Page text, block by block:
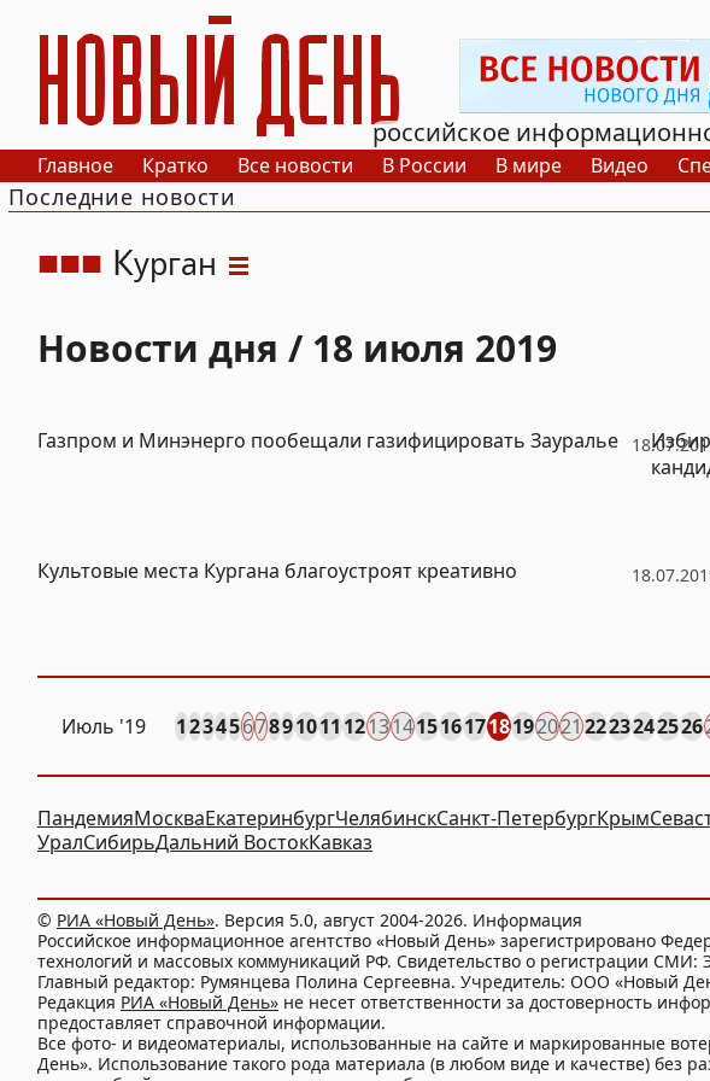
РИА Новый День
российское
Главное Кратко Все новости В России В мире Видео
Последние новости
Курган
Новости дня / 18 июля 2019
Газпром и Минэнерго пообещали газифицировать Зауралье
Культовые места Кургана благоустроят креативно
Июль '19 1234567891011121314151617181920212223242526
ПандемияМоскваЕкатеринбургЧелябинскСанкт-ПетербургКрым
УралСибирьДальний ВостокКавказ
© РИА «Новый День». Версия 5.0, август 2004-2026. Информация
Российское информационное агентство «Новый День» зарегистрировано
технологий и массовых коммуникаций РФ. Свидетельство о регистрации СМИ:
Главный редактор: Румянцева Полина Сергеевна. Учредитель: ООО «Новый
Редакция РИА «Новый День» не несет ответственности за достоверность
предоставляет справочной информации.
Все фото- и видеоматериалы, использованные на сайте и маркированные
День». Использование такого рода материала (в любом виде и качестве) без